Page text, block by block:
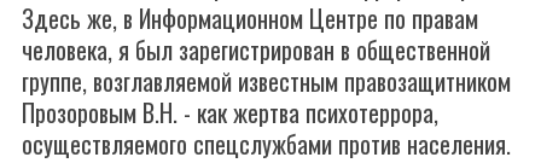
Здесь же, в Информационном Центре по правам
человека, я был зарегистрирован в общественной
группе, возглавляемой известным правозащитником
Прозоровым В.Н. - как жертва психотеррора,
осуществляемого спецслужбами против населения.